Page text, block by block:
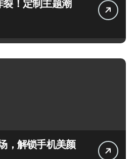
！定制主题潮
，解锁手机美颜